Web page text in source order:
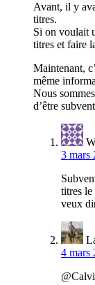
Avant, il y
titres.
Si on voulait
titres et faire
Maintenant,
même
Nous
d’être
3 mars
titres le
veux
4 mars